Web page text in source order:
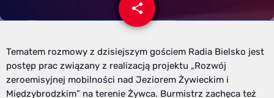
share
email
Tematem rozmowy z dzisiejszym gościem Radia Bielsko jest
postęp prac związany z realizacją projektu „Rozwój
zeroemisyjnej mobilności nad Jeziorem Żywieckim i
Międzybrodzkim” na terenie Żywca. Burmistrz zachęca też